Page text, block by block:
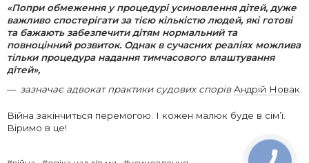
«Попри обмеження у процедурі усиновлення дітей, дуже
важливо спостерігати за тією кількістю людей, які готові
та бажають забезпечити дітям нормальний та
повноцінний розвиток. Однак в сучасних реаліях можлива
тільки процедура надання тимчасового влаштування
дітей»,
зазначає адвокат практики судових спорів Андрій Новак
Війна закінчиться перемогою. І кожен малюк буде в сім’ї.
Віримо в це!
КНОПКА